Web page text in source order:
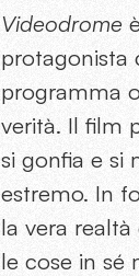
Videodrome
protagonista
programma
verità. Il film
si gonfia e si
estremo. In
la vera
le cose in sé